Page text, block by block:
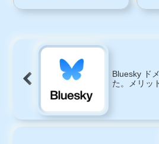
0.05ETHに引き下げられ、
資産サービスは、保有して
いる暗号資産...
を
Bluesky ド
た。メリッ